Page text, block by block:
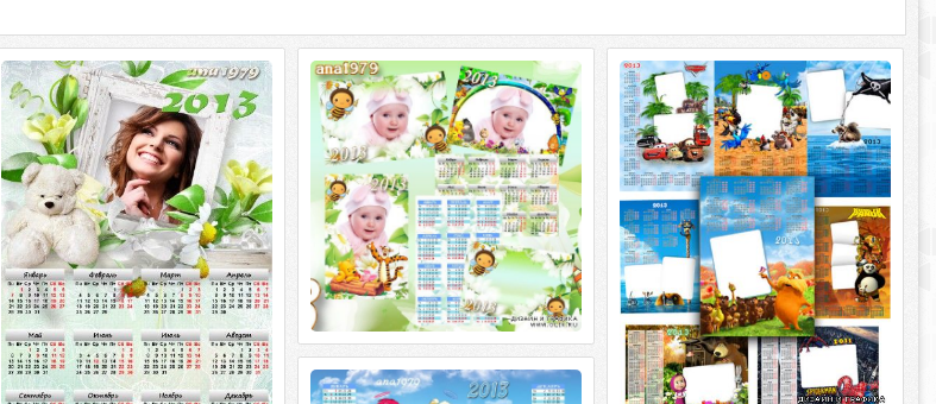
Календарь для фотошопа - Наше
счастье
Календарь для фотошопа - Наше
счастье PSD | 2480 x 3543 | 300 dpi |
68.35 Мб Дизайн аnа1979
Карманные календари - В душе
моей живет весна
Карманные календари - В душе моей
живет весна PSD | 7 х 10,5 см | 300 dpi |
56,98 Мб Дизайн аnа1979
Календари на 2013год с
мультгероями
Календари на 2013 год с
мультгероями Формат:9 PSD|формат
А4| 300 dpi Размер архива: 200 Mb
Календарь на 2013 год – Друзья
ангелов